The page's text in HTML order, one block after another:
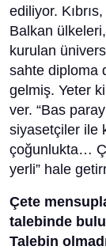
ediliyor.
Balkan
kurulan
sahte diploma
gelmiş. Yeter
ver. “Bas
siyasetçiler ile
çoğunlukta…
yerli” hale
Çete
talebinde
Talebin